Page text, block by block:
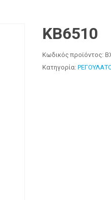
KB6510
Κωδικός προϊόντος:
Κατηγορία: